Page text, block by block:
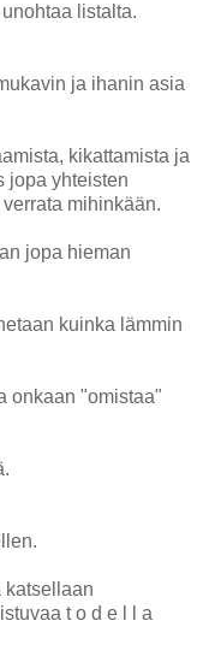
listalta.
ja ihanin asia
kikattamista ja
jopa yhteisten
mihinkään.
jopa hieman
kuinka lämmin
onkaan "omistaa"
katsellaan
t o d e l l a